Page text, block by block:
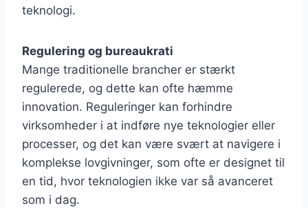
teknologi.
Regulering og bureaukrati
Mange traditionelle brancher er stærkt
regulerede, og dette kan ofte hæmme
innovation. Reguleringer kan forhindre
virksomheder i at indføre nye teknologier eller
processer, og det kan være svært at navigere i
komplekse lovgivninger, som ofte er designet til
en tid, hvor teknologien ikke var så avanceret
som i dag.